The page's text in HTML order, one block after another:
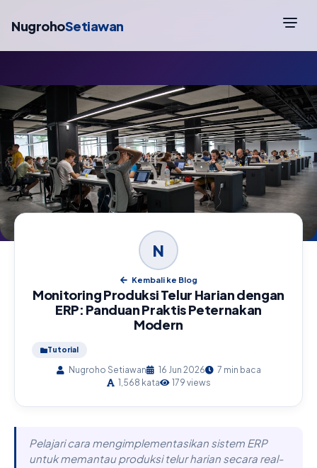
NugrohoSetiawan
N
Kembali ke Blog
Monitoring Produksi Telur Harian dengan
ERP: Panduan Praktis Peternakan
Modern
Tutorial
Nugroho Setiawan 16 Jun 2026
7 min baca
1,568 kata
179 views
Pelajari cara mengimplementasikan sistem ERP
untuk memantau produksi telur harian secara real-